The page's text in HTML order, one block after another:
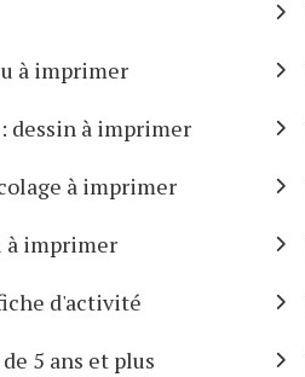
à imprimer
dessin à imprimer
à imprimer
à imprimer
d'activité
5 ans et plus